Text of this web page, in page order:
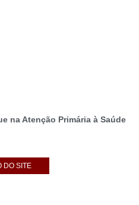
na Atenção Primária à Saúde
DO SITE